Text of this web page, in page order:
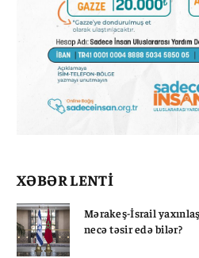
XƏBƏR LENTİ
Mərakeş-İsrail
necə təsir edə bilər?